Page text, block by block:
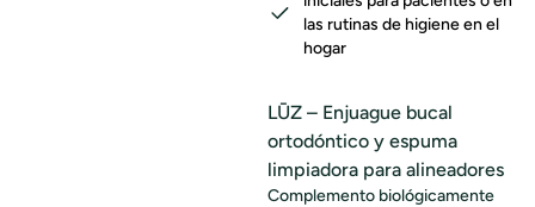
las rutinas de higiene en el
hogar
LŪZ – Enjuague bucal
ortodóntico y espuma
limpiadora para alineadores
Complemento biológicamente